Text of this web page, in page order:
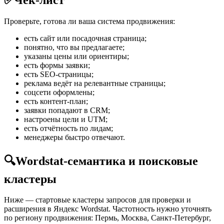
Проверьте, готова ли ваша система продвижения:
есть сайт или посадочная страница;
понятно, что вы предлагаете;
указаны цены или ориентиры;
есть формы заявки;
есть SEO-страницы;
реклама ведёт на релевантные страницы;
соцсети оформлены;
есть контент-план;
заявки попадают в CRM;
настроены цели и UTM;
есть отчётность по лидам;
менеджеры быстро отвечают.
🔍Wordstat-семантика и поисковые
кластеры
Ниже — стартовые кластеры запросов для проверки и
расширения в Яндекс Wordstat. Частотность нужно уточнять
по региону продвижения: Пермь, Москва, Санкт-Петербург,